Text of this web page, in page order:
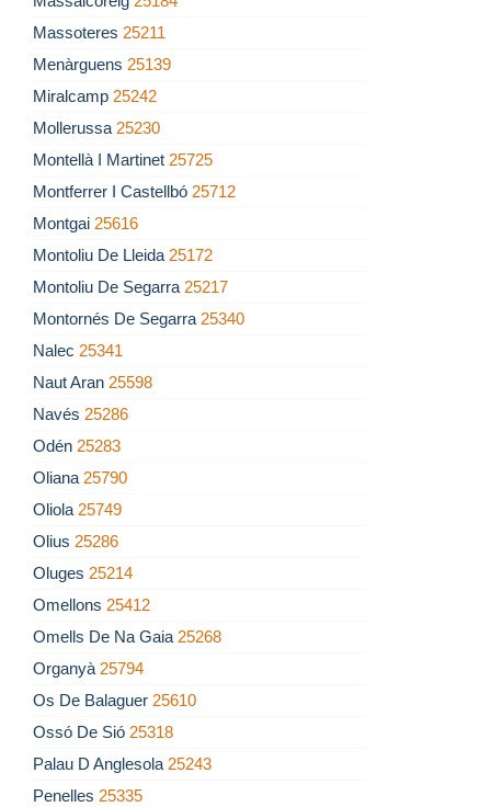
Massoteres 25211
Menàrguens 25139
Miralcamp 25242
Mollerussa 25230
Montellà I Martinet 25725
Montferrer I Castellbó 25712
Montgai 25616
Montoliu De Lleida 25172
Montoliu De Segarra 25217
Montornés De Segarra 25340
Nalec 25341
Naut Aran 25598
Navés 25286
Odén 25283
Oliana 25790
Oliola 25749
Olius 25286
Oluges 25214
Omellons 25412
Omells De Na Gaia 25268
Organyà 25794
Os De Balaguer 25610
Ossó De Sió 25318
Palau D Anglesola 25243
Penelles 25335